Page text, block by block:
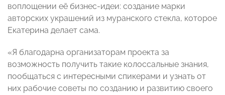
воплощении её бизнес-идеи: создание марки
авторских украшений из муранского стекла, которое
Екатерина делает сама.
«Я благодарна организаторам проекта за
возможность получить такие колоссальные знания,
пообщаться с интересными спикерами и узнать от
них рабочие советы по созданию и развитию своего